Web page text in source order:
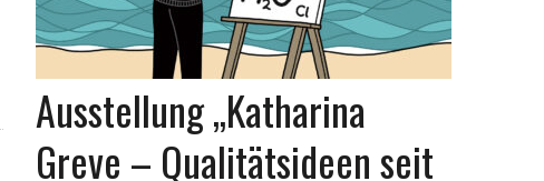
Ausstellung „Katharina
Greve – Qualitätsideen seit